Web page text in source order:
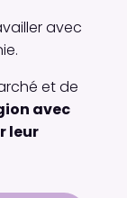
avec
et de
avec
leur